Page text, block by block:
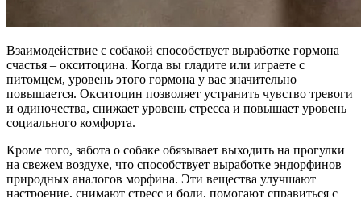
Взаимодействие с собакой способствует выработке гормона
счастья – окситоцина. Когда вы гладите или играете с
питомцем, уровень этого гормона у вас значительно
повышается. Окситоцин позволяет устранить чувство тревоги
и одиночества, снижает уровень стресса и повышает уровень
социального комфорта.
Кроме того, забота о собаке обязывает выходить на прогулки
на свежем воздухе, что способствует выработке эндорфинов –
природных аналогов морфина. Эти вещества улучшают
настроение, снимают стресс и боли, помогают справиться с